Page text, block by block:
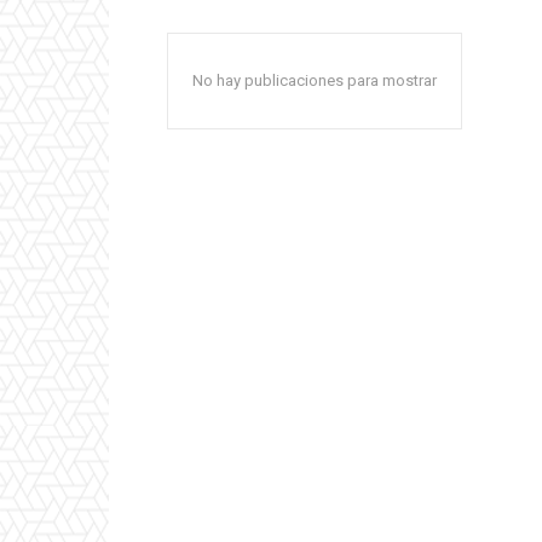
No hay publicaciones para mostrar